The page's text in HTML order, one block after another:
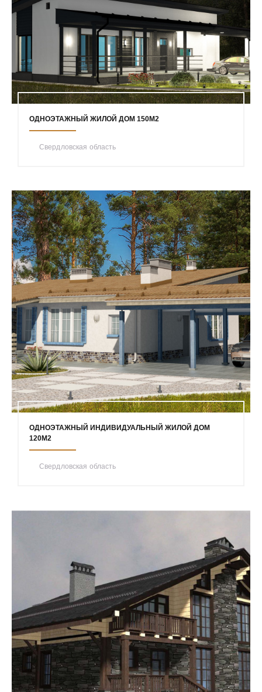
ОДНОЭТАЖНЫЙ ЖИЛОЙ ДОМ 150М2
Свердловская область
ОДНОЭТАЖНЫЙ ИНДИВИДУАЛЬНЫЙ ЖИЛОЙ ДОМ
120М2
Свердловская область